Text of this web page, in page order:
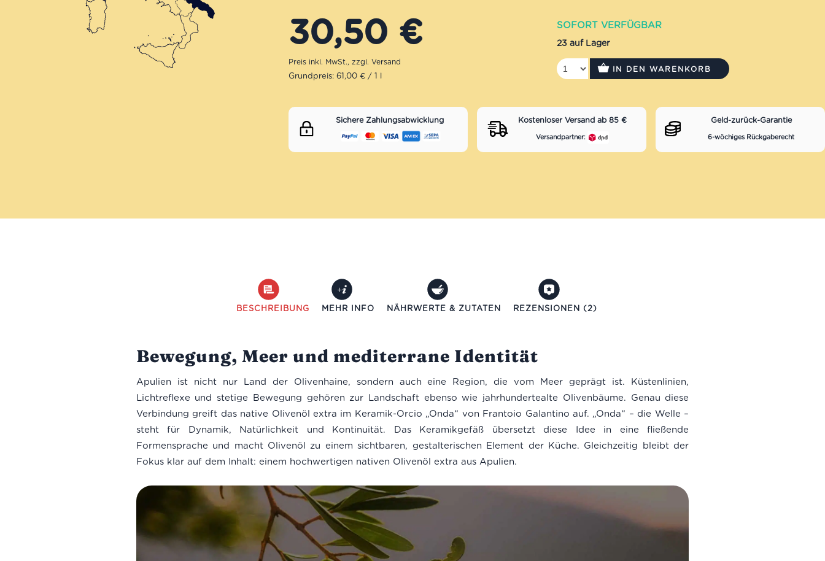
30,50 €
Grundpreis: 61,00 € / 1 l
SOFORT VERFÜGBAR
23 auf Lager
IN DEN WARENKORB
Sichere Zahlungsabwicklung Kostenloser Versand ab 85 €
Versandpartner:
Geld-zurück-Garantie
6-wöchiges Rückgaberecht
BESCHREIBUNG MEHR INFO NÄHRWERTE & ZUTATEN REZENSIONEN (2)
Bewegung, Meer und mediterrane Identität
Apulien ist nicht nur Land der Olivenhaine, sondern auch eine Region, die vom Meer geprägt ist. Küstenlinien,
Lichtreflexe und stetige Bewegung gehören zur Landschaft ebenso wie jahrhundertealte Olivenbäume. Genau diese
Verbindung greift das native Olivenöl extra im Keramik-Orcio „Onda“ von Frantoio Galantino auf. „Onda“ – die Welle –
steht für Dynamik, Natürlichkeit und Kontinuität. Das Keramikgefäß übersetzt diese Idee in eine fließende
Formensprache und macht Olivenöl zu einem sichtbaren, gestalterischen Element der Küche. Gleichzeitig bleibt der
Fokus klar auf dem Inhalt: einem hochwertigen nativen Olivenöl extra aus Apulien.